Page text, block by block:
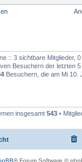
:: 3 sichtbare Mitglieder,
Besuchern der letzten 5
Besuchern, die am Mi 10.
insgesamt 543 •
® Forum Software ©